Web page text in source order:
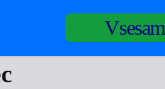
Vsesam